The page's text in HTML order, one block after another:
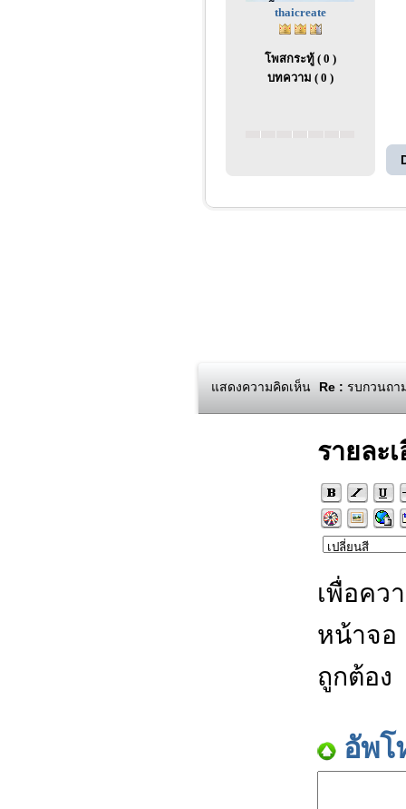
thaicreate
โพสกระทู้ ( 0 )
บทความ ( 0 )
แสดงความคิดเห็น Re : รบกวนถา
รายละ
เพื่อคว
หน้าจอ
ถูกต้อง
อัพโ